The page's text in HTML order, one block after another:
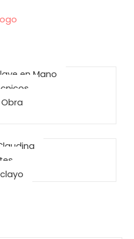
en Mano